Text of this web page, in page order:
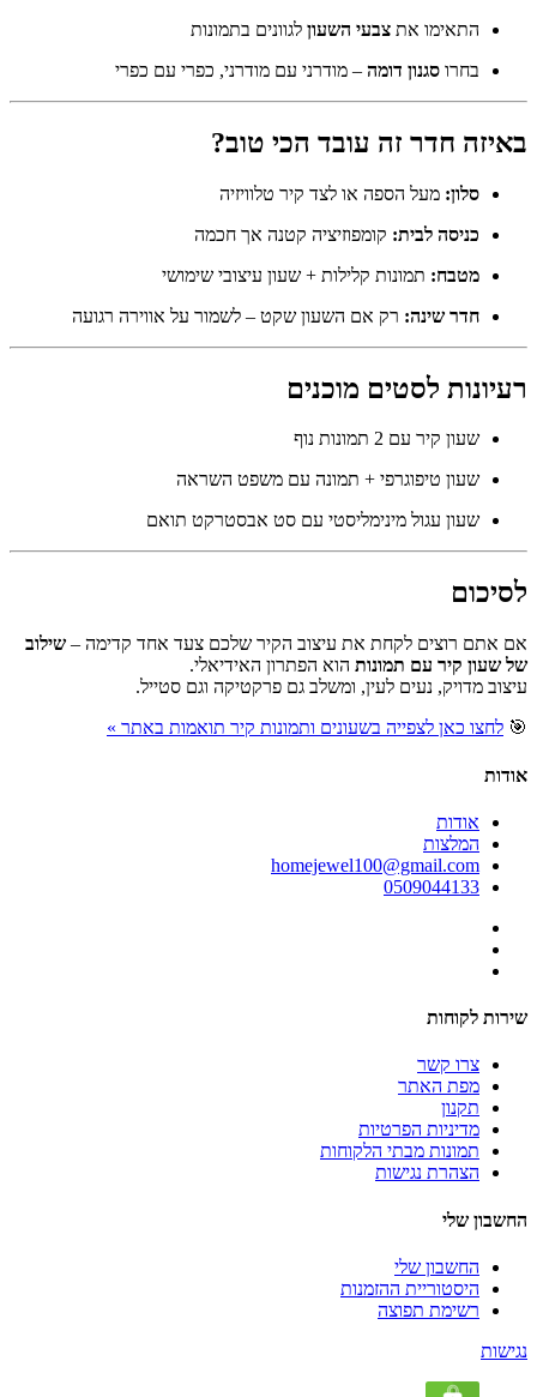
התאימו את צבעי השעון לגוונים בתמונות
בחרו סגנון דומה – מודרני עם מודרני, כפרי עם כפרי
באיזה חדר זה עובד הכי טוב?
סלון: מעל הספה או לצד קיר טלוויזיה
כניסה לבית: קומפוזיציה קטנה אך חכמה
מטבח: תמונות קלילות + שעון עיצובי שימושי
חדר שינה: רק אם השעון שקט – לשמור על אווירה רגועה
רעיונות לסטים מוכנים
שעון קיר עם 2 תמונות נוף
שעון טיפוגרפי + תמונה עם משפט השראה
שעון עגול מינימליסטי עם סט אבסטרקט תואם
לסיכום
אם אתם רוצים לקחת את עיצוב הקיר שלכם צעד אחד קדימה – שילוב
של שעון קיר עם תמונות הוא הפתרון האידיאלי.
עיצוב מדויק, נעים לעין, ומשלב גם פרקטיקה וגם סטייל.
🎯 לחצו כאן לצפייה בשעונים ותמונות קיר תואמות באתר »
אודות
אודות
המלצות
homejewel100@gmail.com
0509044133
שירות לקוחות
צרו קשר
מפת האתר
תקנון
מדיניות הפרטיות
תמונות מבתי הלקוחות
הצהרת נגישות
החשבון שלי
החשבון שלי
היסטוריית ההזמנות
רשימת תפוצה
נגישות